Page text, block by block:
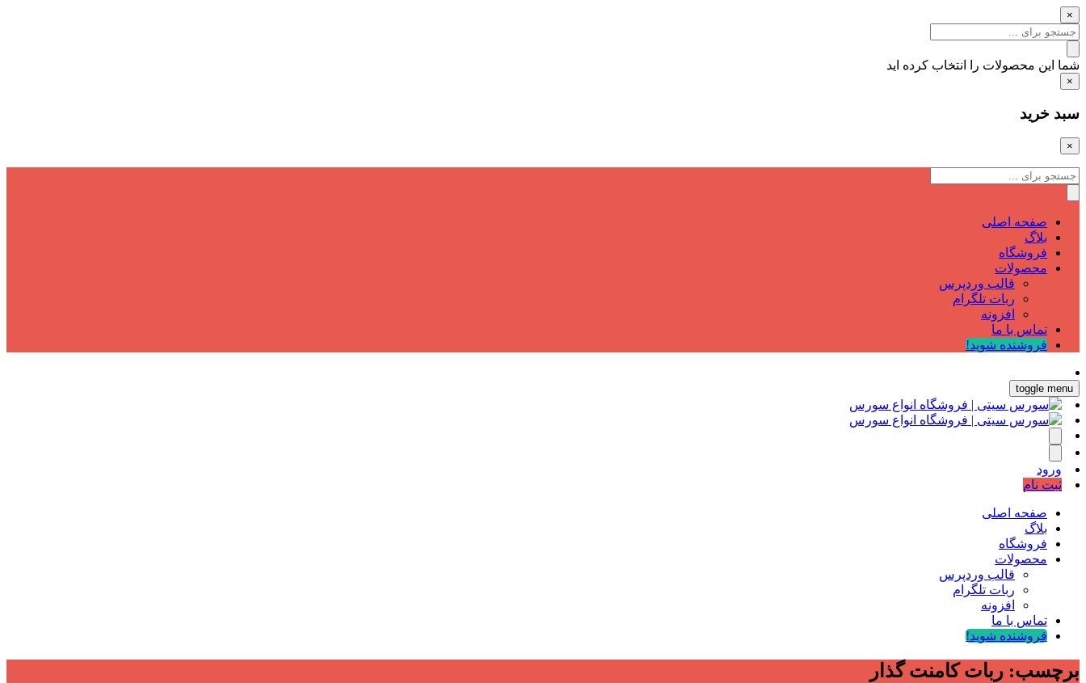
×
شما این محصولات را انتخاب کرده اید
×
سبد خرید
×
صفحه اصلی
بلاگ
فروشگاه
محصولات
قالب وردپرس
ربات تلگرام
افزونه
تماس با ما
فروشنده شوید!
toggle menu
ورود
ثبت نام
صفحه اصلی
بلاگ
فروشگاه
محصولات
قالب وردپرس
ربات تلگرام
افزونه
تماس با ما
فروشنده شوید!
برچسب: ربات کامنت گذار